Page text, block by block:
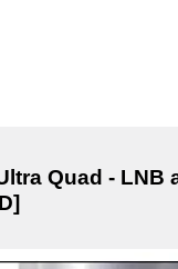
Quad -